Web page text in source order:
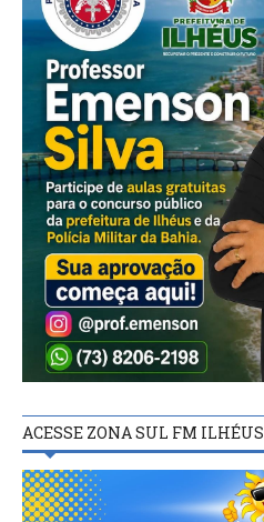
ACESSE ZONA SUL FM ILHÉUS